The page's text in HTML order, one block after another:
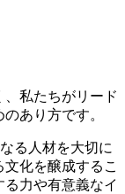
私たちがリード
あり方です。
る人材を大切に
化を醸成するこ
力や有意義なイ